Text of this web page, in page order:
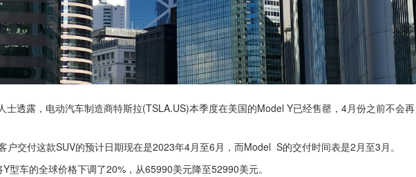
士透露，电动汽车制造商特斯拉(TSLA.US)本季度在美国的Model Y已经售罄，4月份之前不会再
户交付这款SUV的预计日期现在是2023年4月至6月，而Model  S的交付时间表是2月至3月。
型车的全球价格下调了20%，从65990美元降至52990美元。